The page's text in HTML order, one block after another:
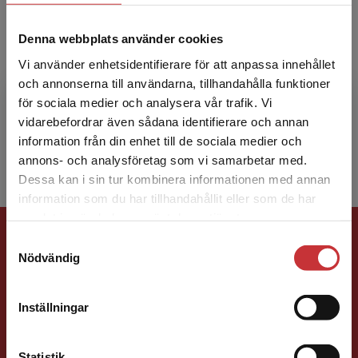
Denna webbplats använder cookies
Vi använder enhetsidentifierare för att anpassa innehållet
och annonserna till användarna, tillhandahålla funktioner
för sociala medier och analysera vår trafik. Vi
vidarebefordrar även sådana identifierare och annan
information från din enhet till de sociala medier och
annons- och analysföretag som vi samarbetar med.
Dessa kan i sin tur kombinera informationen med annan
information som du har tillhandahållit eller som de har
Nödvändig
Inställningar
Begränsad fraktregion
Det verkar som att du besöker
studentlitteratur.se via en enhet utanför Sverige.
Vi erbjuder inte leveranser utanför Sverige. För
att kunna slutföra ett köp måste
Rúna Baianstovu
Rúna í Baianstovu är lektor i socialt arbete vid
Örebro universitet. Under 1990-talet var hon
socialarbetare med särskilt ansvar för
flyktingmottag...
Förlagskontakt